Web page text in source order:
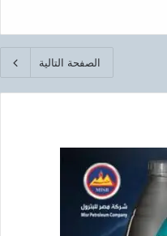
الصفحة التالية